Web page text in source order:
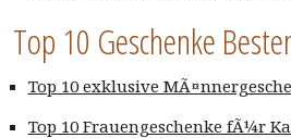
Top 10 Geschenke
Top 10 exklusive
Top 10 Frauengeschenke fÃ¼r